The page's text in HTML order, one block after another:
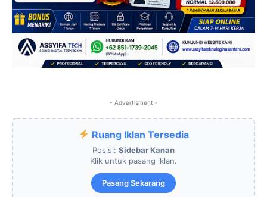
- Advertisment -
Ruang Iklan Tersedia
Posisi: Sidebar Kanan
Klik untuk pasang iklan.
Pasang Sekarang